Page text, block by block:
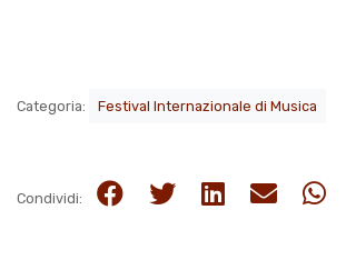
Categoria: Festival Internazionale di Musica
Condividi: